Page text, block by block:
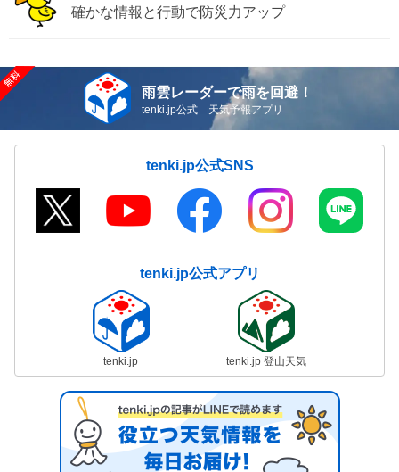
確かな情報と行動で防災力アップ
雨雲レーダーで雨を回避！
tenki.jp公式 天気予報アプリ
tenki.jp公式SNS
tenki.jp公式アプリ
tenki.jp tenki.jp 登山天気